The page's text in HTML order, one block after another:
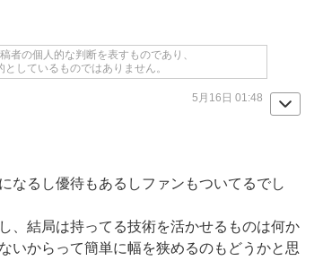
者の個人的な判断を表すものであり、
しているものではありません。
5月16日 01:48
なるし優待もあるしファンもついてるでし
、結局は持ってる技術を活かせるものは何か
いからって簡単に幅を狭めるのもどうかと思